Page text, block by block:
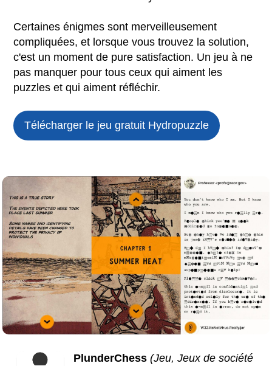
Certaines énigmes sont merveilleusement
compliquées, et lorsque vous trouvez la solution,
c'est un moment de pure satisfaction. Un jeu à ne
pas manquer pour tous ceux qui aiment les
puzzles et qui aiment réfléchir.
Télécharger le jeu gratuit Hydropuzzle
PlunderChess (Jeu, Jeux de société